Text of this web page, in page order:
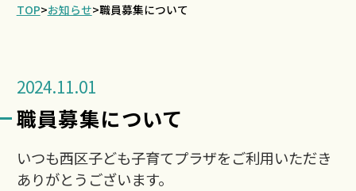
TOP>お知らせ>職員募集について
2024.11.01
職員募集について
いつも西区子ども子育てプラザをご利用いただき
ありがとうございます。